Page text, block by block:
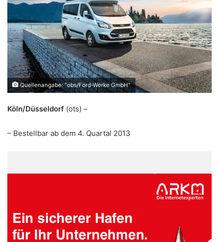
Quellenangabe: "obs/Ford-Werke GmbH"
Köln/Düsseldorf (ots) –
– Bestellbar ab dem 4. Quartal 2013